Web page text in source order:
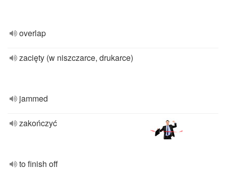
overlap
zacięty (w niszczarce, drukarce)
jammed
zakończyć
to finish off